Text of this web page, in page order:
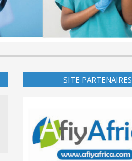
SITE PARTENAIRES